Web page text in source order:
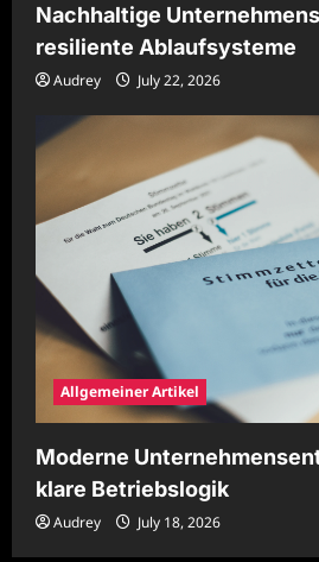
Nachhaltige
resiliente Ablaufsysteme
Audrey July 22, 2026
Allgemeiner Artikel
Moderne
klare Betriebslogik
Audrey July 18, 2026